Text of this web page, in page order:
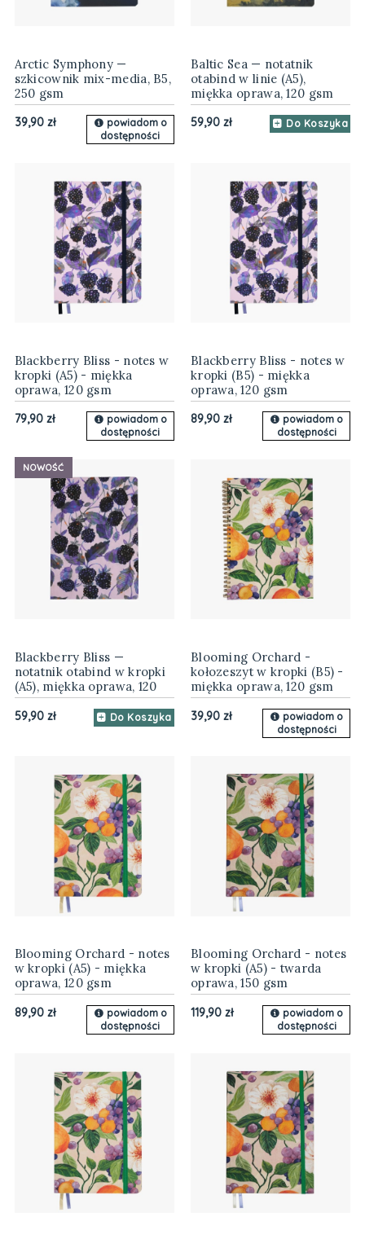
Arctic Symphony —
szkicownik mix-media, B5,
250 gsm
39,90 zł
powiadom o
dostępności
Baltic Sea — notatnik
otabind w linie (A5),
miękka oprawa, 120 gsm
59,90 zł Do Koszyka
Blackberry Bliss - notes w
kropki (A5) - miękka
oprawa, 120 gsm
79,90 zł
powiadom o
dostępności
Blackberry Bliss - notes w
kropki (B5) - miękka
oprawa, 120 gsm
89,90 zł
powiadom o
dostępności
Blackberry Bliss —
notatnik otabind w kropki
(A5), miękka oprawa, 120
gsm
59,90 zł Do Koszyka
NOWOŚĆ
Blooming Orchard -
kołozeszyt w kropki (B5) -
miękka oprawa, 120 gsm
39,90 zł
powiadom o
dostępności
Blooming Orchard - notes
w kropki (A5) - miękka
oprawa, 120 gsm
89,90 zł
powiadom o
dostępności
Blooming Orchard - notes
w kropki (A5) - twarda
oprawa, 150 gsm
119,90 zł
powiadom o
dostępności